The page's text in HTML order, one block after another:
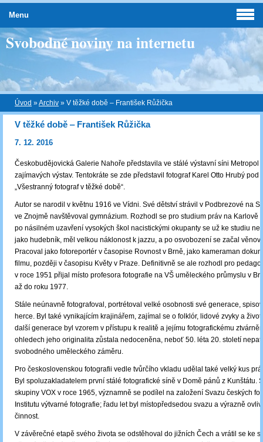
Svobodné noviny na internetu
Úvod »Archiv » V těžké době ‒ František Růžička
V těžké době ‒ František Růžička
7. 12. 2016
Českobudějovická Galerie Nahoře představila ve stálé výstavní síni Metropol
zajímavých výstav. Tentokráte se zde představil fotograf Karel Otto Hrubý pod
„Všestranný fotograf v těžké době“.
Autor se narodil v květnu 1916 ve Vídni. Své dětství strávil v Podbrezové na
ve Znojmě navštěvoval gymnázium. Rozhodl se pro studium práv na Karlově
po násilném uzavření vysokých škol nacistickými okupanty se už ke studiu
jako hudebník, měl velkou náklonost k jazzu, a po osvobození se začal
Pracoval jako fotoreportér v časopise Rovnost v Brně, jako kameraman
filmu, později v časopisu Květy v Praze. Definitivně se ale rozhodl pro
v roce 1951 přijal místo profesora fotografie na VŠ uměleckého průmyslu v
až do roku 1977.
Stále neúnavně fotografoval, portrétoval velké osobnosti své generace,
herce. Byl také vynikajícím krajinářem, zajímal se o folklór, lidové zvyky a
další generace byl vzorem v přístupu k realitě a jejímu fotografickému
ohledech jeho originalita zůstala nedoceněna, neboť 50. léta 20. století
svobodného uměleckého záměru.
Pro československou fotografii vedle tvůrčího vkladu udělal také velký kus
Byl spoluzakladatelem první stálé fotografické síně v Domě pánů z Kunštátu.
skupiny VOX v roce 1965, významně se podílel na založení Svazu českých
Institutu výtvarné fotografie; řadu let byl místopředsedou svazu a výrazně
činnost.
V závěrečné etapě svého života se odstěhoval do jižních Čech a vrátil se ke
Menu